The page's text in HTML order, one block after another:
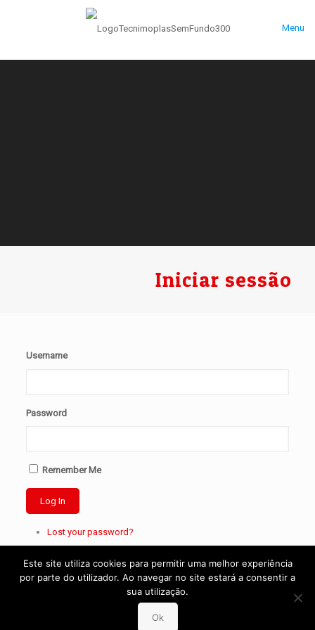
Menu
Iniciar sessão
Username
Password
Remember Me
Log In
Lost your password?
Este site utiliza cookies para permitir uma melhor experiência
por parte do utilizador. Ao navegar no site estará a consentir a
sua utilização.
Ok